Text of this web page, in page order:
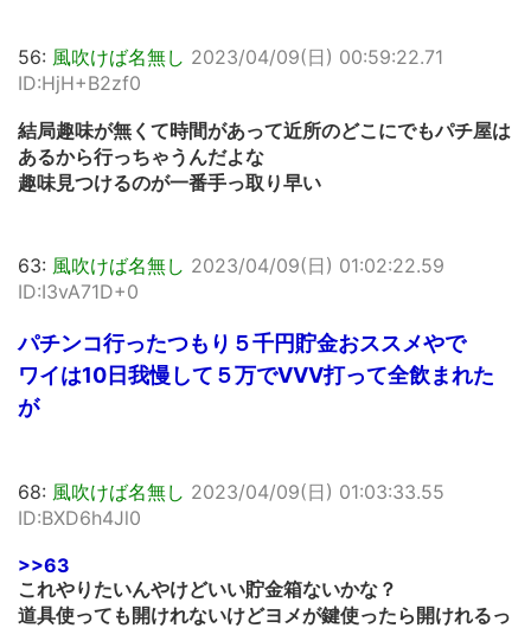
56: 風吹けば名無し 2023/04/09(日) 00:59:22.71
ID:HjH+B2zf0
結局趣味が無くて時間があって近所のどこにでもパチ屋は
あるから行っちゃうんだよな
趣味見つけるのが一番手っ取り早い
63: 風吹けば名無し 2023/04/09(日) 01:02:22.59
ID:I3vA71D+0
パチンコ行ったつもり５千円貯金おススメやで
ワイは10日我慢して５万でVVV打って全飲まれた
が
68: 風吹けば名無し 2023/04/09(日) 01:03:33.55
ID:BXD6h4Jl0
>>63
これやりたいんやけどいい貯金箱ないかな？
道具使っても開けれないけどヨメが鍵使ったら開けれるっ